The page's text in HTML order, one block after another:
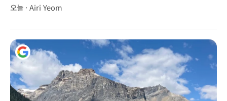
오늘 · Airi Yeom